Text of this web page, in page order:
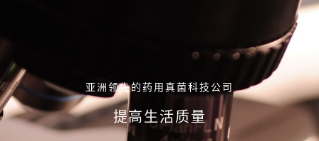
亚洲领先的药用真菌科技公司
提高生活质量